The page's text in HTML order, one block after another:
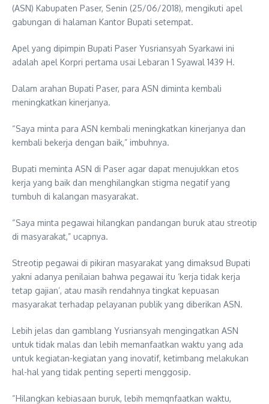
(ASN) Kabupaten Paser, Senin (25/06/2018), mengikuti apel
gabungan di halaman Kantor Bupati setempat.
Apel yang dipimpin Bupati Paser Yusriansyah Syarkawi ini
adalah apel Korpri pertama usai Lebaran 1 Syawal 1439 H.
Dalam arahan Bupati Paser, para ASN diminta kembali
meningkatkan kinerjanya.
“Saya minta para ASN kembali meningkatkan kinerjanya dan
kembali bekerja dengan baik,” imbuhnya.
Bupati meminta ASN di Paser agar dapat menujukkan etos
kerja yang baik dan menghilangkan stigma negatif yang
tumbuh di kalangan masyarakat.
“Saya minta pegawai hilangkan pandangan buruk atau streotip
di masyarakat,” ucapnya.
Streotip pegawai di pikiran masyarakat yang dimaksud Bupati
yakni adanya penilaian bahwa pegawai itu ‘kerja tidak kerja
tetap gajian’, atau masih rendahnya tingkat kepuasan
masyarakat terhadap pelayanan publik yang diberikan ASN.
Lebih jelas dan gamblang Yusriansyah mengingatkan ASN
untuk tidak malas dan lebih memanfaatkan waktu yang ada
untuk kegiatan-kegiatan yang inovatif, ketimbang melakukan
hal-hal yang tidak penting seperti menggosip.
“Hilangkan kebiasaan buruk, lebih memqnfaatkan waktu,